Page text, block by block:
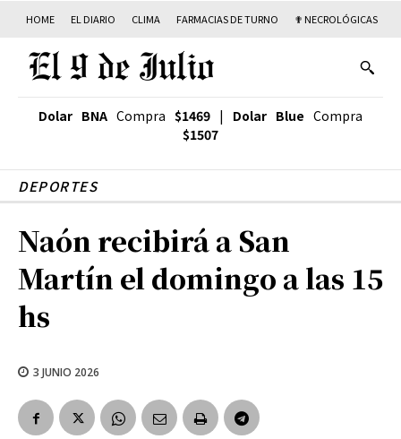
HOME EL DIARIO CLIMA FARMACIAS DE TURNO ✟ NECROLÓGICAS
Dolar BNA Compra $1469 | Dolar Blue Compra
$1507
DEPORTES
Naón recibirá a San
Martín el domingo a las 15
hs
3 JUNIO 2026